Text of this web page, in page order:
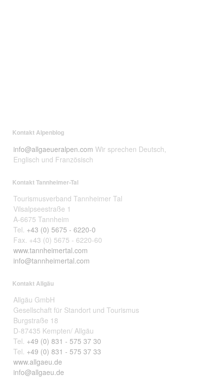
Kontakt Alpenblog
info@allgaeueralpen.com Wir sprechen Deutsch,
Englisch und Französisch
Kontakt Tannheimer-Tal
Tourismusverband Tannheimer Tal
Vilsalpseestraße 1
A-6675 Tannheim
Tel. +43 (0) 5675 - 6220-0
Fax. +43 (0) 5675 - 6220-60
www.tannheimertal.com
info@tannheimertal.com
Kontakt Allgäu
Allgäu GmbH
Gesellschaft für Standort und Tourismus
Burgstraße 18
D-87435 Kempten/ Allgäu
Tel. +49 (0) 831 - 575 37 30
Tel. +49 (0) 831 - 575 37 33
www.allgaeu.de
info@allgaeu.de